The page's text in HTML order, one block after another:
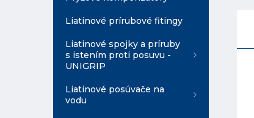
Liatinové prírubové fitingy
Liatinové spojky a príruby
s istením proti posuvu -
UNIGRIP
Liatinové posúvače na
vodu